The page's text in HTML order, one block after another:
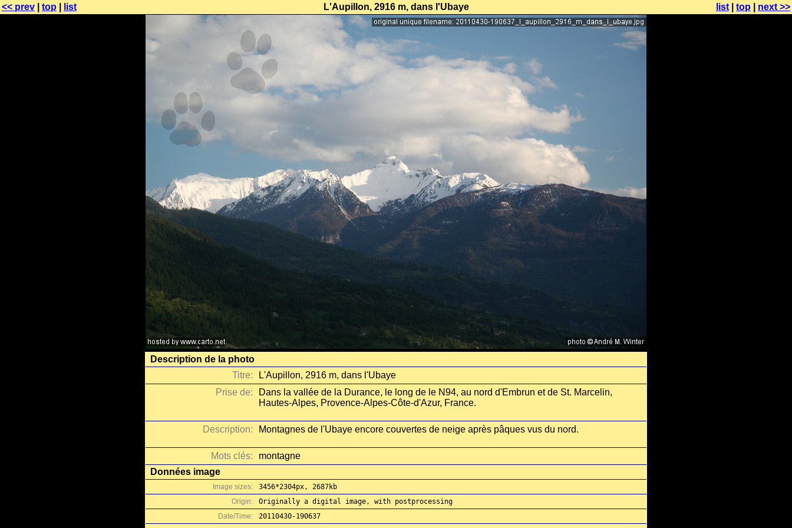
<< prev top list L'Aupillon, 2916 m, dans l'Ubaye list top next >>
Description de la photo
Titre:
L'Aupillon, 2916 m, dans l'Ubaye
Prise de:
Dans la vallée de la Durance, le long de le N94, au nord d'Embrun et de St. Marcelin,
Hautes-Alpes, Provence-Alpes-Côte-d'Azur, France.
Description: Montagnes de l'Ubaye encore couvertes de neige après pâques vus du nord.
Mots clés:
montagne
Données image
Image sizes:
3456*2304px, 2687kb
Origin:
Originally a digital image, with postprocessing
Date/Time:
20110430-190637